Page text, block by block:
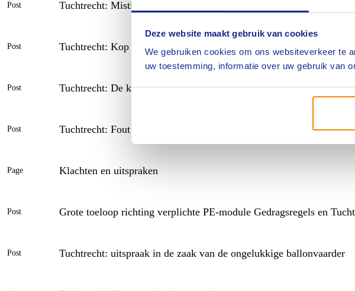
Deze website maakt gebruik van cookies
We gebruiken cookies om ons websiteverkeer te
uw toestemming, informatie over uw gebruik van
Post Tuchtrecht: Mistige communicatie en een onbevoegde medewerker
Post Tuchtrecht: Kop van Jut bij kaakletsel
Post Tuchtrecht: De klager die zijn eigen ruiten ingooide
Post Tuchtrecht: Fout op fout: als het gaat om het vertrouwen in de
Page Klachten en uitspraken
Post Grote toeloop richting verplichte PE-module Gedragsregels en
Post Tuchtrecht: uitspraak in de zaak van de ongelukkige ballonvaarder